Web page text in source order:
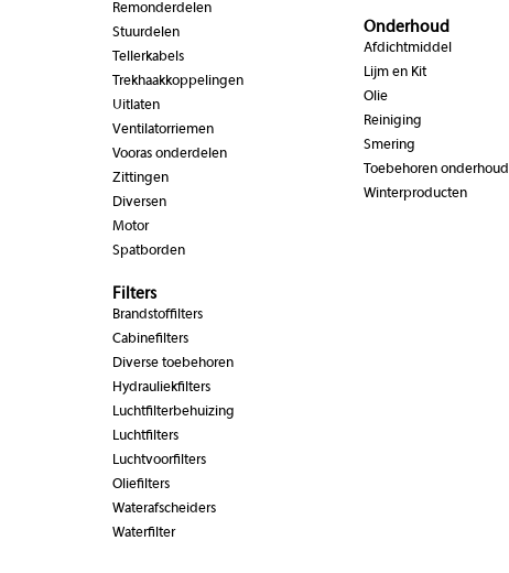
Remonderdelen
Stuurdelen
Tellerkabels
Trekhaakkoppelingen
Uitlaten
Ventilatorriemen
Vooras onderdelen
Zittingen
Diversen
Motor
Spatborden
Filters
Brandstoffilters
Cabinefilters
Diverse toebehoren
Hydrauliekfilters
Luchtfilterbehuizing
Luchtfilters
Luchtvoorfilters
Oliefilters
Waterafscheiders
Waterfilter
Onderhoud
Afdichtmiddel
Lijm en Kit
Olie
Reiniging
Smering
Toebehoren onderhoud
Winterproducten